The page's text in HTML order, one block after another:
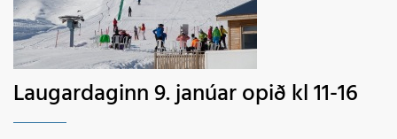
Laugardaginn 9. janúar opið kl 11-16